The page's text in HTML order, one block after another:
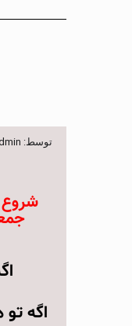
توسط:
اگه